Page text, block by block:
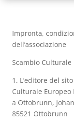
Impronta,
dell’associazione
Scambio Culturale
1. L’editore del
Culturale Europeo
a Ottobrunn,
85521 Ottobrunn